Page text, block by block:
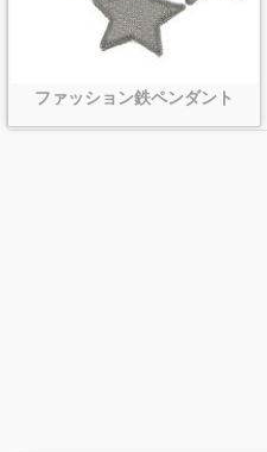
ファッション鉄ペンダント